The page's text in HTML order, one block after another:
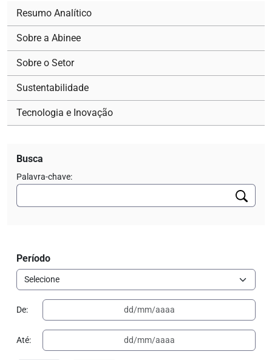
Resumo Analítico
Sobre a Abinee
Sobre o Setor
Sustentabilidade
Tecnologia e Inovação
Busca
Palavra-chave:
Período
De:
Até: